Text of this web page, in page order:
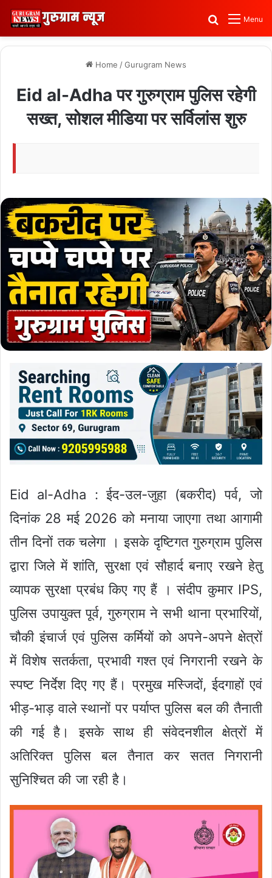
Menu
Search for
Home /Gurugram News
Eid al-Adha पर गुरुग्राम पुलिस रहेगी
सख्त, सोशल मीडिया पर सर्विलांस शुरु
Eid al-Adha : ईद-उल-जुहा (बकरीद) पर्व, जो
दिनांक 28 मई 2026 को मनाया जाएगा तथा आगामी
तीन दिनों तक चलेगा । इसके दृष्टिगत गुरुग्राम पुलिस
द्वारा जिले में शांति, सुरक्षा एवं सौहार्द बनाए रखने हेतु
व्यापक सुरक्षा प्रबंध किए गए हैं । संदीप कुमार IPS,
पुलिस उपायुक्त पूर्व, गुरुग्राम ने सभी थाना प्रभारियों,
चौकी इंचार्ज एवं पुलिस कर्मियों को अपने-अपने क्षेत्रों
में विशेष सतर्कता, प्रभावी गश्त एवं निगरानी रखने के
स्पष्ट निर्देश दिए गए हैं। प्रमुख मस्जिदों, ईदगाहों एवं
भीड़-भाड़ वाले स्थानों पर पर्याप्त पुलिस बल की तैनाती
की गई है। इसके साथ ही संवेदनशील क्षेत्रों में
अतिरिक्त पुलिस बल तैनात कर सतत निगरानी
सुनिश्चित की जा रही है।